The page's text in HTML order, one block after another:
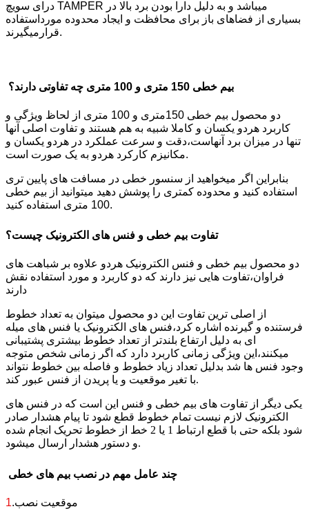
درای سویچ TAMPER میباشد و به دلیل دارا بودن برد بالا در
بسیاری از فضاهای باز برای محافظت و ایجاد محدوده مورداستفاده
قرارمیگیرند.
بیم خطی 150 متری و 100 متری چه تفاوتی دارند؟
دو محصول بیم خطی 150متری و 100 متری از لحاظ ویژگی و
کاربرد هردو یکسان و کاملا شبیه به هم هستند و تفاوت اصلی آنها
تنها در میزان برد آنهاست،دقت و سرعت عملکرد در هردو یکسان و
مکانیزم کارکرد هردو به یک صورت است.
بنابراین اگر میخواهید از سنسور خطی در مسافت های پایین تری
استفاده کنید و محدوده کمتری را پوشش دهید میتوانید از بیم خطی
100 متری استفاده کنید.
تفاوت بیم خطی و فنس های الکترونیک چیست؟
دو محصول بیم خطی و فنس الکترونیک هردو علاوه بر شباهت های
فراوان،تفاوت هایی نیز دارند که دو کاربرد و مورد استفاده نقش
دارند
از اصلی ترین تفاوت این دو محصول میتوان به تعداد خطوط
فرستنده و گیرنده اشاره کرد،فنس های الکترونیک یا فنس های میله
ای به دلیل ارتفاع بلندتر از تعداد خطوط بیشتری پشتیبانی
میکنند،این ویژگی زمانی کاربرد دارد که اگر زمانی شخص متوجه
وجود فنس ها شد بدلیل تعداد زیاد خطوط و فاصله بین خطوط نتواند
با تغیر موقعیت و یا پریدن از فنس عبور کند.
یکی دیگر از تفاوت های بیم خطی و فنس این است که در فنس های
الکترونیک لازم نیست تمام خطوط قطع شود تا پیام هشدار صادر
شود بلکه حتی با قطع ارتباط 1 یا 2 خط از خطوط تحریک انجام شده
و دستور هشدار ارسال میشود.
1 .موقعیت نصب